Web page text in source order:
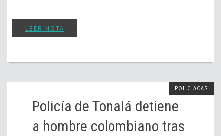
LEER NOTA
POLICIACAS
Policía de Tonalá detiene
a hombre colombiano tras